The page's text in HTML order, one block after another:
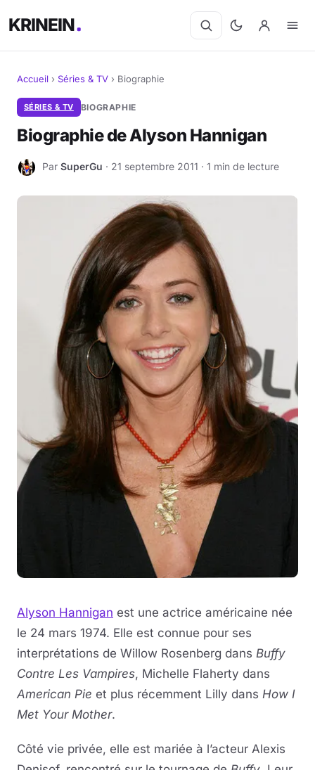
KRINEIN
Cinéma
Séries
Manga
Jeux vidéo
Jeux de société
Musique
Sciences & Tech
Forum
Accueil › Séries & TV › Biographie
SÉRIES & TV BIOGRAPHIE
Biographie de Alyson Hannigan
S Par SuperGu · 21 septembre 2011 · 1 min de lecture
Alyson Hannigan est une actrice américaine née
le 24 mars 1974. Elle est connue pour ses
interprétations de Willow Rosenberg dans Buffy
Contre Les Vampires, Michelle Flaherty dans
American Pie et plus récemment Lilly dans How I
Met Your Mother.
Côté vie privée, elle est mariée à l’acteur Alexis